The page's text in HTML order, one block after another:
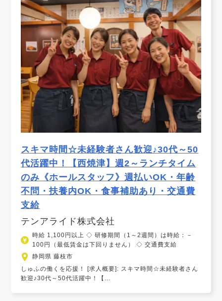
スキマ時間☆未経験者さん歓迎♪30代～50
代活躍中！【西焼津】週2～ランチタイム
のみ《ホールスタッフ》週払いOK・年齢
不問・扶養内OK・食事補助あり・交通費
支給
テンアライド株式会社
時給 1,100円以上 ◇ 研修期間（1～2週間）は時給：－
100円（最低賃金は下回りません） ◇ 交通費支給
静岡県 藤枝市
しゅふの働くを応援！ [求人概要]: スキマ時間☆未経験者さん
歓迎♪30代～50代活躍中！【...